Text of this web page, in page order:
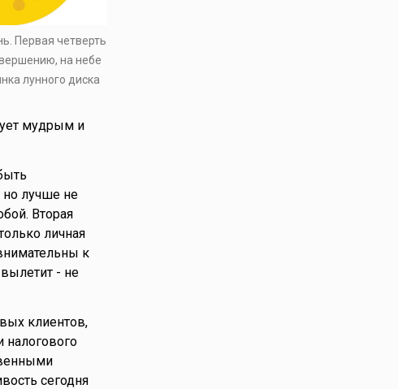
Первая четверть
на небе
лунного диска
мудрым и
лучше не
Вторая
личная
к
- не
клиентов,
налогового
сегодня